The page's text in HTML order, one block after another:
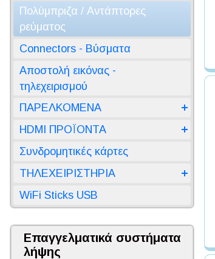
Πολύμπριζα / Αντάπτορες
ρεύματος
Connectors - Βύσματα
Αποστολή εικόνας -
τηλεχειρισμού
ΠΑΡΕΛΚΟΜΕΝΑ
HDMI ΠΡΟΪΟΝΤΑ
Συνδρομητικές κάρτες
ΤΗΛΕΧΕΙΡΙΣΤΗΡΙΑ
WiFi Sticks USB
Επαγγελματικά συστήματα
λήψης